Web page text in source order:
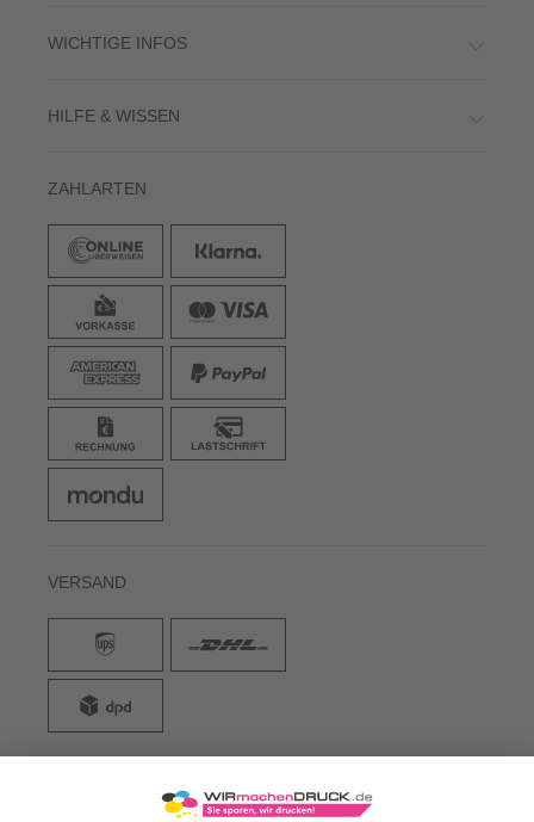
WICHTIGE INFOS
HILFE & WISSEN
ZAHLARTEN
VERSAND
WIRmachenDRUCK GmbH